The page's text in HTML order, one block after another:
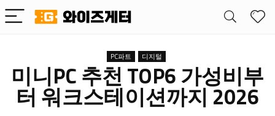
PC파트 디지털
미니PC 추천 TOP6 가성비부
터 워크스테이션까지 2026